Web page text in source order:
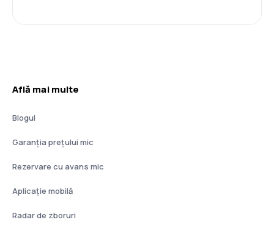
Află mai multe
Blogul
Garanția prețului mic
Rezervare cu avans mic
Aplicație mobilă
Radar de zboruri